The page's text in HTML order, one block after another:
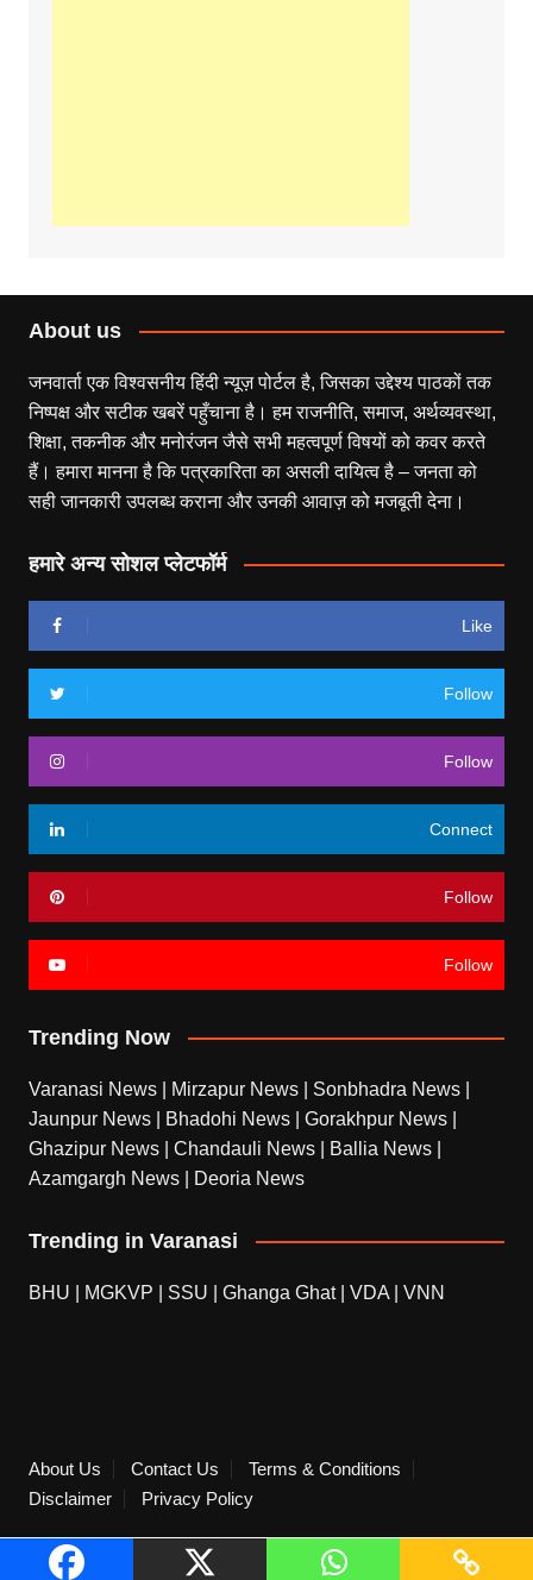
About us
जनवार्ता एक विश्वसनीय हिंदी न्यूज़ पोर्टल है, जिसका उद्देश्य पाठकों तक
निष्पक्ष और सटीक खबरें पहुँचाना है। हम राजनीति, समाज, अर्थव्यवस्था,
शिक्षा, तकनीक और मनोरंजन जैसे सभी महत्वपूर्ण विषयों को कवर करते
हैं। हमारा मानना है कि पत्रकारिता का असली दायित्व है – जनता को
सही जानकारी उपलब्ध कराना और उनकी आवाज़ को मजबूती देना।
हमारे अन्य सोशल प्लेटफॉर्म
Like
Follow
Follow
Connect
Follow
Follow
Trending Now
Varanasi News Mirzapur News Sonbhadra News
Jaunpur News
Bhadohi News Gorakhpur News
Ghazipur News
Chandauli News Ballia News
Azamgargh News
Deoria News
Trending in Varanasi
BHU MGKVP SSU Ghanga Ghat| VDA VNN
About Us Contact Us
Terms & Conditions
Disclaimer
Privacy Policy